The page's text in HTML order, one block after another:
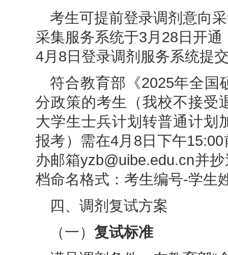
考生可提前登录调剂意向
采集服务系统于3月28日开
4月8日登录调剂服务系统提
符合教育部《2025年全国
分政策的考生（我校不接受
大学生士兵计划转普通计划
报考）需在4月8日下午15
办邮箱yzb@uibe.edu.cn并
档命名格式：考生编号-学生
四、调剂复试方案
（一） 复试标准